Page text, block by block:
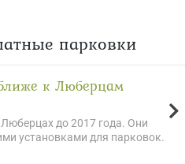
парковки
к Люберцам
до 2017 года. Они
установками для парковок.